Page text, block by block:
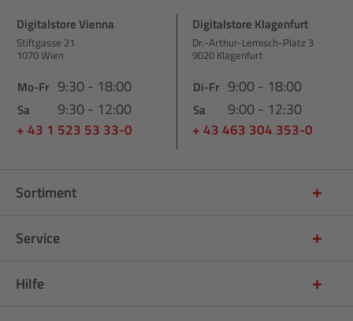
Digitalstore Vienna
Stiftgasse 21
1070 Wien
Mo-Fr 9:30 - 18:00
Sa 9:30 - 12:00
+ 43 1 523 53 33-0
Digitalstore Klagenfurt
Dr.-Arthur-Lemisch-Platz 3
9020 Klagenfurt
Di-Fr 9:00 - 18:00
Sa 9:00 - 12:30
+ 43 463 304 353-0
Sortiment
Service
Hilfe